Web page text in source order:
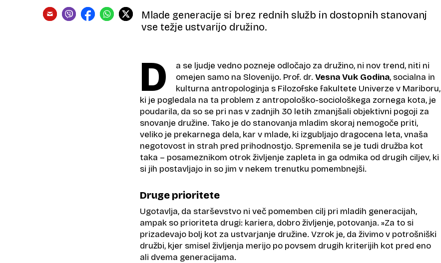
Mlade generacije si brez rednih služb in dostopnih stanovanj
vse težje ustvarijo družino.
D
a se ljudje vedno pozneje odločajo za družino, ni nov trend, niti ni
omejen samo na Slovenijo. Prof. dr. Vesna Vuk Godina, socialna in
kulturna antropologinja s Filozofske fakultete Univerze v Mariboru,
ki je pogledala na ta problem z antropološko-sociološkega zornega kota, je
poudarila, da so se pri nas v zadnjih 30 letih zmanjšali objektivni pogoji za
snovanje družine. Tako je do stanovanja mladim skoraj nemogoče priti,
veliko je prekarnega dela, kar v mlade, ki izgubljajo dragocena leta, vnaša
negotovost in strah pred prihodnostjo. Spremenila se je tudi družba kot
taka – posameznikom otrok življenje zapleta in ga odmika od drugih ciljev, ki
si jih postavljajo in so jim v nekem trenutku pomembnejši.
Druge prioritete
Ugotavlja, da starševstvo ni več pomemben cilj pri mladih generacijah,
ampak so prioriteta drugi: kariera, dobro življenje, potovanja. »Za to si
prizadevajo bolj kot za ustvarjanje družine. Vzrok je, da živimo v potrošniški
družbi, kjer smisel življenja merijo po povsem drugih kriterijih kot pred eno
ali dvema generacijama.